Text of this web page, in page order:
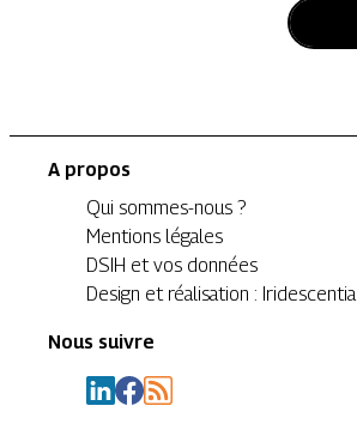
A propos
Qui sommes-nous ?
Mentions légales
DSIH et vos données
Design et réalisation : Iridescentia
Nous suivre